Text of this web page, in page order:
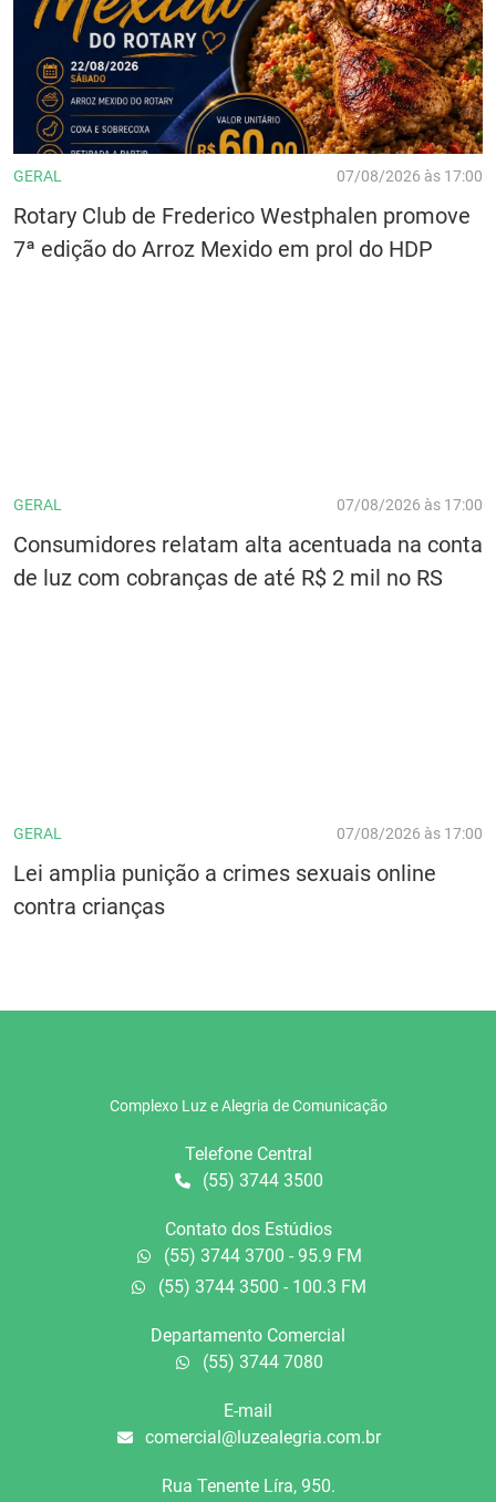
GERAL 07/08/2026 às 17:00
Rotary Club de Frederico Westphalen promove
7ª edição do Arroz Mexido em prol do HDP
GERAL 07/08/2026 às 17:00
Consumidores relatam alta acentuada na conta
de luz com cobranças de até R$ 2 mil no RS
GERAL 07/08/2026 às 17:00
Lei amplia punição a crimes sexuais online
contra crianças
Complexo Luz e Alegria de Comunicação
Telefone Central
(55) 3744 3500
Contato dos Estúdios
(55) 3744 3700 - 95.9 FM
(55) 3744 3500 - 100.3 FM
Departamento Comercial
(55) 3744 7080
E-mail
comercial@luzealegria.com.br
Rua Tenente Líra, 950.